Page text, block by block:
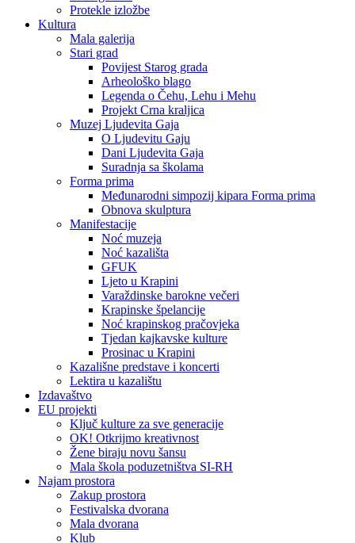
Protekle izložbe
Kultura
Mala galerija
Stari grad
Povijest Starog grada
Arheološko blago
Legenda o Čehu, Lehu i Mehu
Projekt Crna kraljica
Muzej Ljudevita Gaja
O Ljudevitu Gaju
Dani Ljudevita Gaja
Suradnja sa školama
Forma prima
Međunarodni simpozij kipara Forma prima
Obnova skulptura
Manifestacije
Noć muzeja
Noć kazališta
GFUK
Ljeto u Krapini
Varaždinske barokne večeri
Krapinske špelancije
Noć krapinskog pračovjeka
Tjedan kajkavske kulture
Prosinac u Krapini
Kazališne predstave i koncerti
Lektira u kazalištu
Izdavaštvo
EU projekti
Ključ kulture za sve generacije
OK! Otkrijmo kreativnost
Žene biraju novu šansu
Mala škola poduzetništva SI-RH
Najam prostora
Zakup prostora
Festivalska dvorana
Mala dvorana
Klub